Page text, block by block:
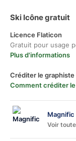
Ski Icône gratuit
Licence Flaticon
Gratuit pour usage
Plus d'informations
Créditer le
Comment créditer
Magnific
Voir